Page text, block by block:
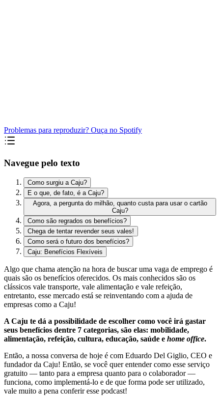
Problemas para reproduzir? Ouça no Spotify
Navegue pelo texto
Como surgiu a Caju?
E o que, de fato, é a Caju?
Agora, a pergunta do milhão, quanto custa para usar o cartão
Caju?
Como são regrados os benefícios?
Chega de tentar revender seus vales!
Como será o futuro dos benefícios?
Caju: Benefícios Flexíveis
Algo que chama atenção na hora de buscar uma vaga de emprego é
quais são os benefícios oferecidos. Os mais conhecidos são os
clássicos vale transporte, vale alimentação e vale refeição,
entretanto, esse mercado está se reinventando com a ajuda de
empresas como a Caju!
A Caju te dá a possibilidade de escolher como você irá gastar
seus benefícios dentre 7 categorias, são elas: mobilidade,
alimentação, refeição, cultura, educação, saúde e home office.
Então, a nossa conversa de hoje é com Eduardo Del Giglio, CEO e
fundador da Caju! Então, se você quer entender como esse serviço
gratuito — tanto para a empresa quanto para o colaborador —
funciona, como implementá-lo e de que forma pode ser utilizado,
vale muito a pena conferir esse podcast!